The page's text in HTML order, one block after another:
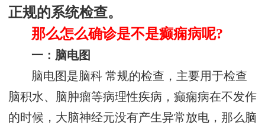
正规的系统检查。
那么怎么确诊是不是癫痫病呢?
一：脑电图
脑电图是脑科 常规的检查，主要用于检查
脑积水、脑肿瘤等病理性疾病，癫痫病在不发作
的时候，大脑神经元没有产生异常放电，那么脑